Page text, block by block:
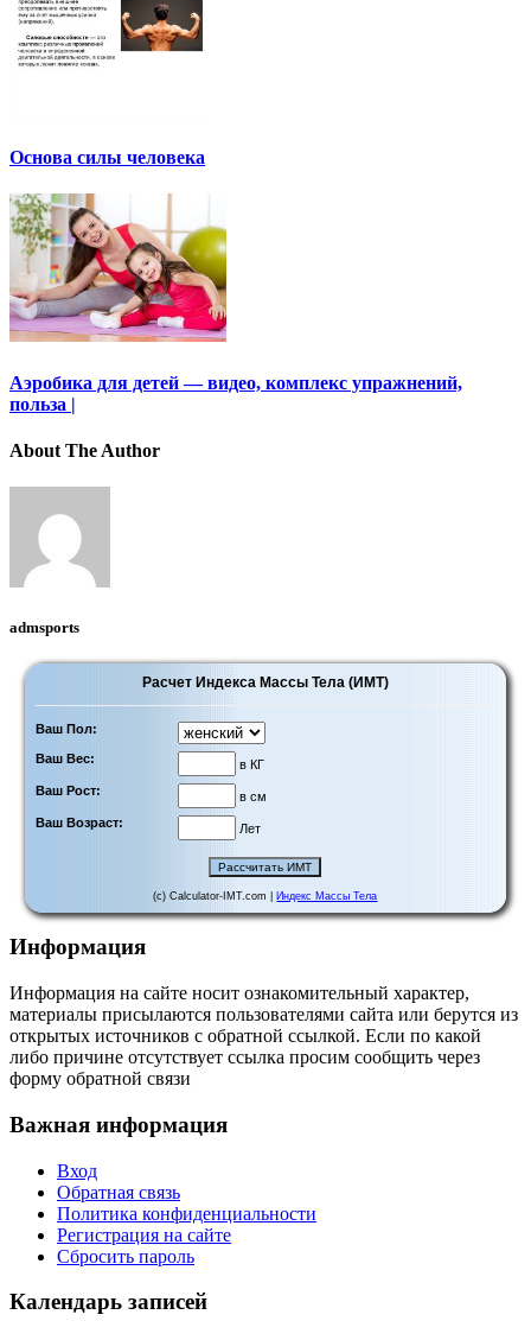
Основа силы человека
Аэробика для детей — видео, комплекс упражнений,
польза |
About The Author
admsports
Расчет Индекса Массы Тела (ИМТ)
Ваш Пол:
Ваш Вес:
в КГ
Ваш Рост:
в см
Ваш Возраст:
Лет
(c) Calculator-IMT.com | Индекс Массы Тела
Информация
Информация на сайте носит ознакомительный характер,
материалы присылаются пользователями сайта или берутся из
открытых источников с обратной ссылкой. Если по какой
либо причине отсутствует ссылка просим сообщить через
форму обратной связи
Важная информация
Вход
Обратная связь
Политика конфиденциальности
Регистрация на сайте
Сбросить пароль
Календарь записей